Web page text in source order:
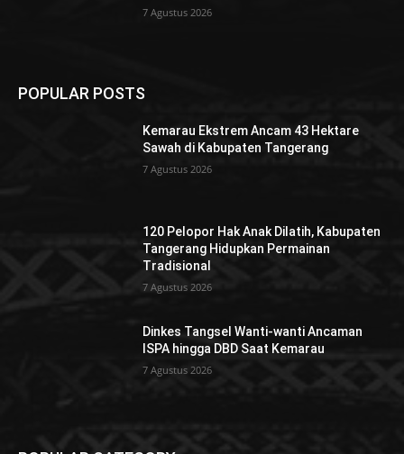
7 Agustus 2026
POPULAR POSTS
Kemarau Ekstrem Ancam 43 Hektare
Sawah di Kabupaten Tangerang
7 Agustus 2026
120 Pelopor Hak Anak Dilatih, Kabupaten
Tangerang Hidupkan Permainan
Tradisional
7 Agustus 2026
Dinkes Tangsel Wanti-wanti Ancaman
ISPA hingga DBD Saat Kemarau
7 Agustus 2026